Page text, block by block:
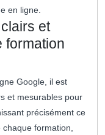
en ligne.
et
formation
Google, il est
et mesurables pour
précisément ce
formation,